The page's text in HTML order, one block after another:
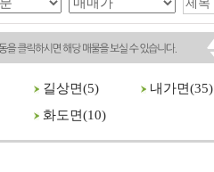
길상면(5) 내가면(35)
화도면(10)